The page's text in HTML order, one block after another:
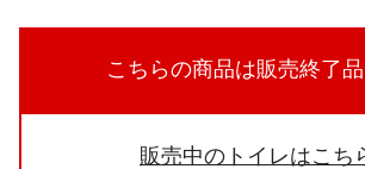
こちらの商品は販売終了品
販売中のトイレはこち